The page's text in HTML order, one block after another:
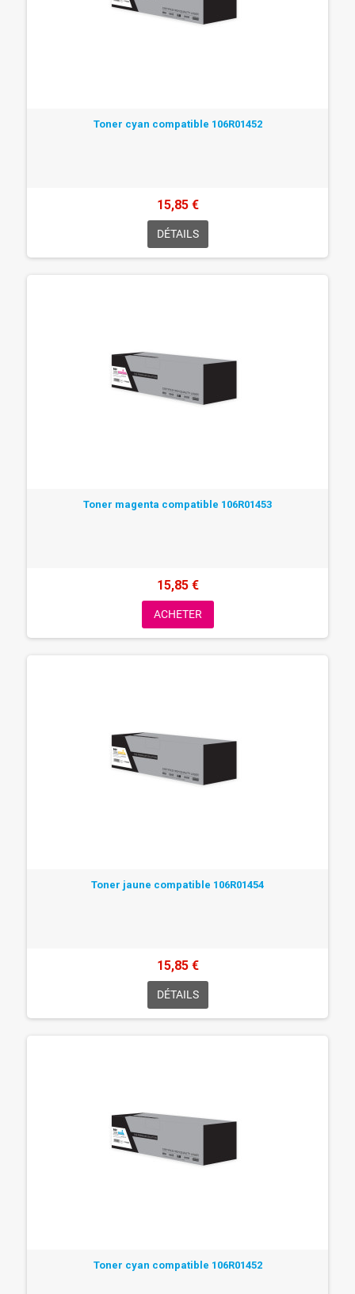
Toner cyan compatible 106R01452
15,85 €
DÉTAILS
Toner magenta compatible 106R01453
15,85 €
ACHETER
Toner jaune compatible 106R01454
15,85 €
DÉTAILS
Toner cyan compatible 106R01452